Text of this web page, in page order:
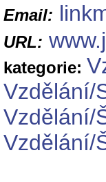
Email:
URL:
kategorie:
Vzdělání/
Vzdělání/
Vzdělání/